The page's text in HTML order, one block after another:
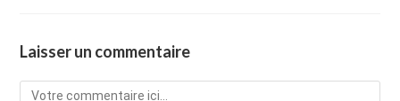
Laisser un commentaire
Comment